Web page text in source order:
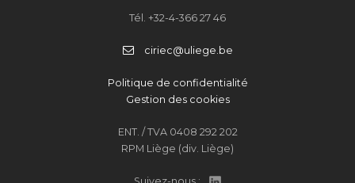
Tél. +32-4-366 27 46
ciriec@uliege.be
Politique de confidentialité
Gestion des cookies
ENT. / TVA 0408 292 202
RPM Liège (div. Liège)